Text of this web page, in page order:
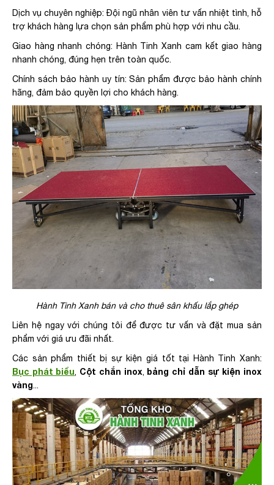
Dịch vụ chuyên nghiệp: Đội ngũ nhân viên tư vấn nhiệt tình, hỗ
trợ khách hàng lựa chọn sản phẩm phù hợp với nhu cầu.
Giao hàng nhanh chóng: Hành Tinh Xanh cam kết giao hàng
nhanh chóng, đúng hẹn trên toàn quốc.
Chính sách bảo hành uy tín: Sản phẩm được bảo hành chính
hãng, đảm bảo quyền lợi cho khách hàng.
Hành Tinh Xanh bán và cho thuê sân khấu lắp ghép
Liên hệ ngay với chúng tôi để được tư vấn và đặt mua sản
phẩm với giá ưu đãi nhất.
Các sản phẩm thiết bị sự kiện giá tốt tại Hành Tinh Xanh:
Bục phát biểu, Cột chắn inox, bảng chỉ dẫn sự kiện inox
vàng...